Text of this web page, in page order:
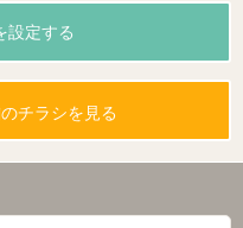
設定する
チラシを見る